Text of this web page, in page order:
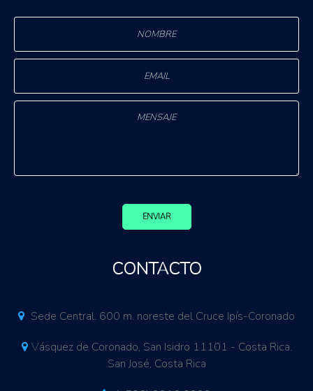
ENVIAR
CONTACTO
Sede Central. 600 m. noreste del Cruce Ipís-Coronado
Vásquez de Coronado, San Isidro 11101 - Costa Rica.
San José, Costa Rica